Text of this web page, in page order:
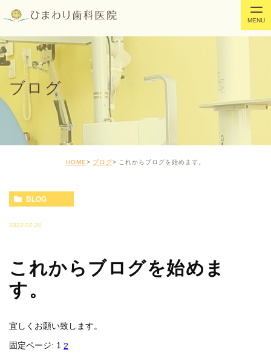
ブログ
HOME ブログ これからブログを始めます。
BLOG
2022.07.20
これからブログを始めま
す。
宜しくお願い致します。
固定ページ: 1 2